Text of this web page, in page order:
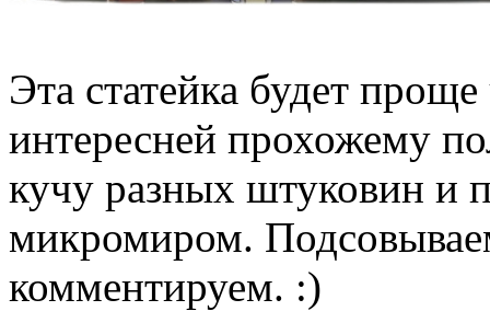
Эта статейка будет
интересней прохожему
кучу разных штуковин и
микромиром.
комментируем. :)